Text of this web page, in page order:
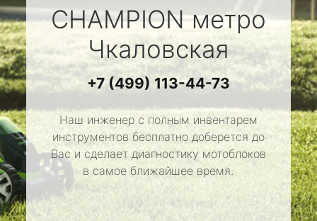
CHAMPIONметро
Чкаловская
+7 (499) 113-44-73
Наш инженер с полным инвентарем
инструментов бесплатно доберется до
Вас и сделает диагностику мотоблоков
в самое ближайшее время.